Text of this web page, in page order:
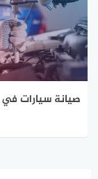
صيانة سيارات